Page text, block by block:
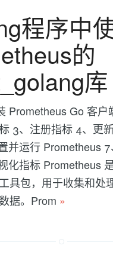
程序中
的
库
Prometheus Go 客
3、注册指标 4、更
并运行 Prometheus 7
化指标 Prometheus
具包，用于收集和处
据。Prom »